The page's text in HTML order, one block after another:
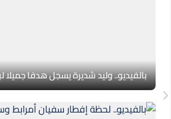
بالفيديو.. وليد شديرة يسجل هدفا جميلا لباري